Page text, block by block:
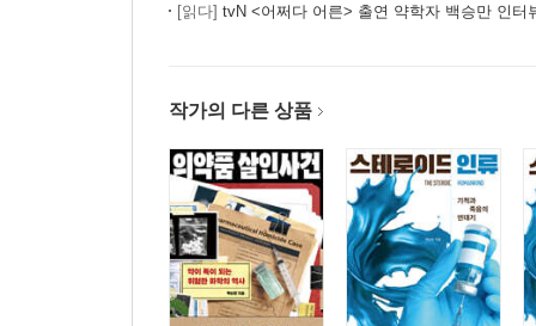
[읽다] tvN <어쩌다 어른> 출연 약학자 백승만 인터
작가의 다른 상품